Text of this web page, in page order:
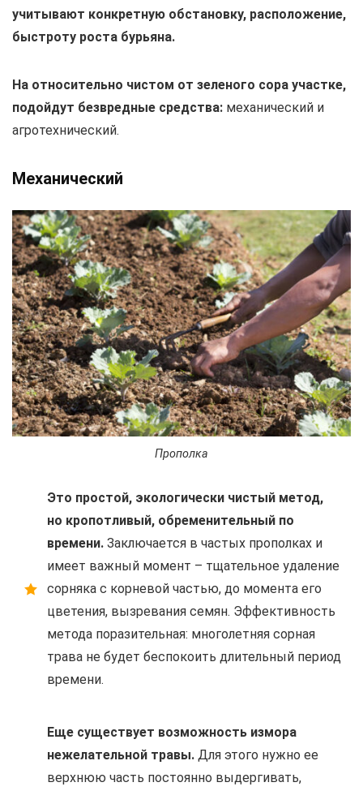
учитывают конкретную обстановку, расположение,
быстроту роста бурьяна.
На относительно чистом от зеленого сора участке,
подойдут безвредные средства: механический и
агротехнический.
Механический
Прополка
Это простой, экологически чистый метод,
но кропотливый, обременительный по
времени. Заключается в частых прополках и
имеет важный момент – тщательное удаление
сорняка с корневой частью, до момента его
цветения, вызревания семян. Эффективность
метода поразительная: многолетняя сорная
трава не будет беспокоить длительный период
времени.
Еще существует возможность измора
нежелательной травы. Для этого нужно ее
верхнюю часть постоянно выдергивать,